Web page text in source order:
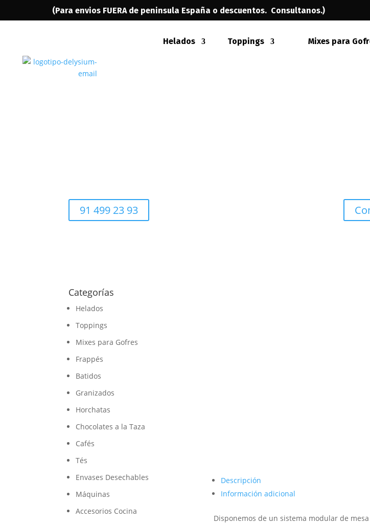
(Para envios FUERA de peninsula España o descuentos. Consultanos.)
Helados Toppings Mixes para
91 499 23 93
91 499 23 93
Categorías
Helados
Toppings
Mixes para Gofres
Frappés
Batidos
Granizados
Horchatas
Chocolates a la Taza
Cafés
Tés
Envases Desechables
Máquinas
Accesorios Cocina
Descripción
Información adicional
Disponemos de un sistema modular de